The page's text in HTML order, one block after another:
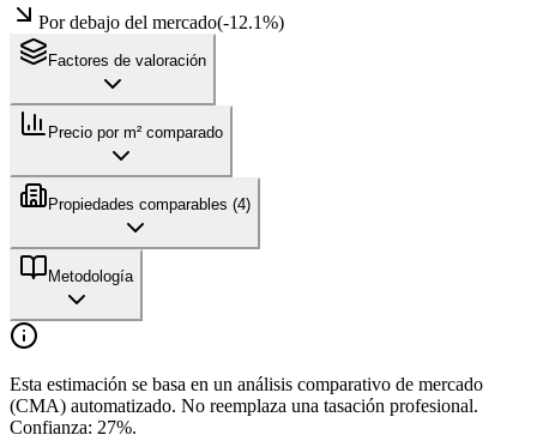
Por debajo del mercado(-12.1%)
Factores de valoración
Precio por m² comparado
Propiedades comparables (4)
Metodología
Esta estimación se basa en un análisis comparativo de mercado
(CMA) automatizado. No reemplaza una tasación profesional.
Confianza: 27%.